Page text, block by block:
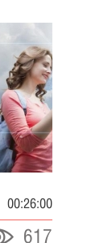
00:26:00
617